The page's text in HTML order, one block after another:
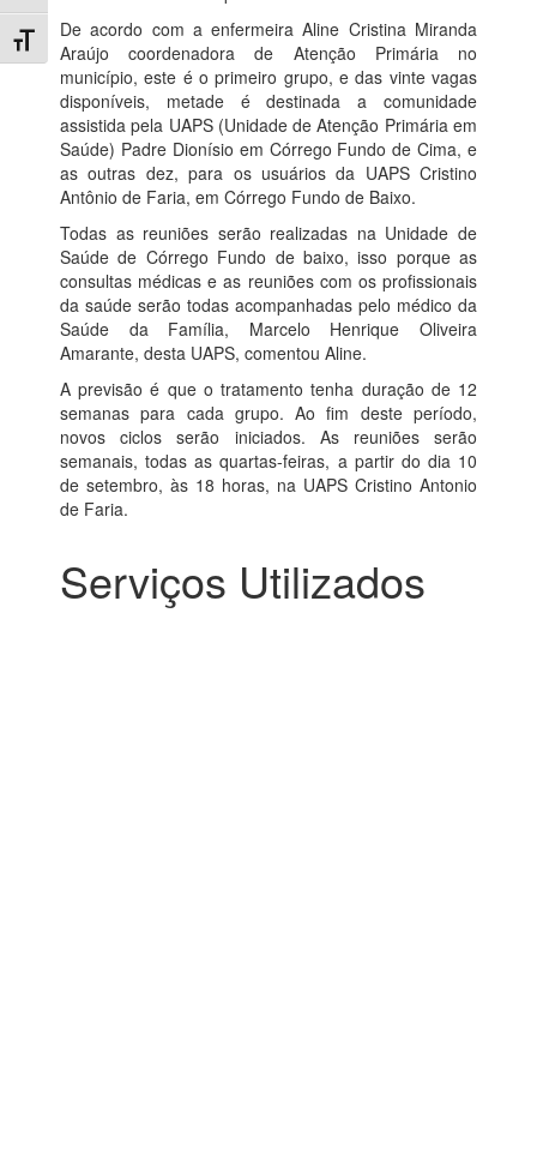
Toggle Font size
De acordo com a enfermeira Aline Cristina Miranda
Araújo coordenadora de Atenção Primária no
município, este é o primeiro grupo, e das vinte vagas
disponíveis, metade é destinada a comunidade
assistida pela UAPS (Unidade de Atenção Primária em
Saúde) Padre Dionísio em Córrego Fundo de Cima, e
as outras dez, para os usuários da UAPS Cristino
Antônio de Faria, em Córrego Fundo de Baixo.
Todas as reuniões serão realizadas na Unidade de
Saúde de Córrego Fundo de baixo, isso porque as
consultas médicas e as reuniões com os profissionais
da saúde serão todas acompanhadas pelo médico da
Saúde da Família, Marcelo Henrique Oliveira
Amarante, desta UAPS, comentou Aline.
A previsão é que o tratamento tenha duração de 12
semanas para cada grupo. Ao fim deste período,
novos ciclos serão iniciados. As reuniões serão
semanais, todas as quartas-feiras, a partir do dia 10
de setembro, às 18 horas, na UAPS Cristino Antonio
de Faria.
Serviços Utilizados